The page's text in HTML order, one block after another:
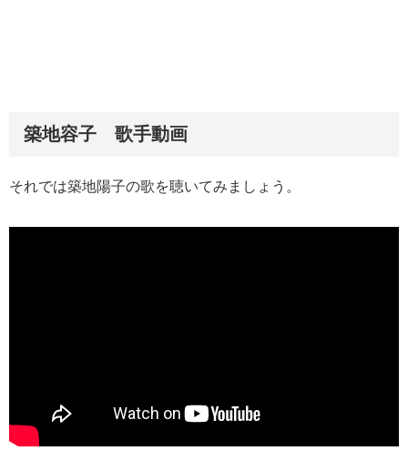
築地容子 歌手動画
それでは築地陽子の歌を聴いてみましょう。